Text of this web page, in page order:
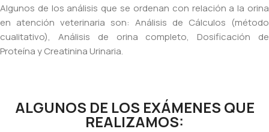
Algunos de los análisis que se ordenan con relación a la orina
en atención veterinaria son: Análisis de Cálculos (método
cualitativo), Análisis de orina completo, Dosificación de
Proteína y Creatinina Urinaria.
ALGUNOS DE LOS EXÁMENES QUE
REALIZAMOS: